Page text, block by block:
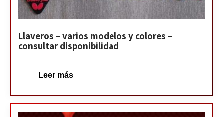
Llaveros – varios modelos y colores –
consultar disponibilidad
Leer más